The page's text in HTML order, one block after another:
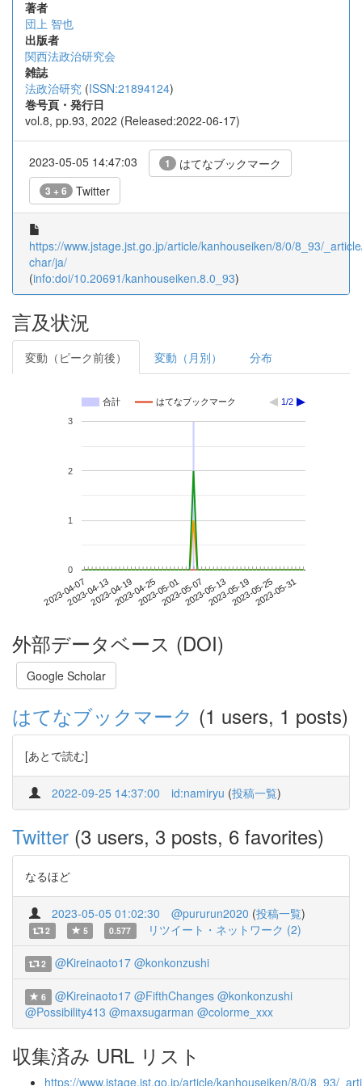
著者
団上 智也
出版者
関西法政治研究会
雑誌
法政治研究 (ISSN:21894124)
巻号頁・発行日
vol.8, pp.93, 2022 (Released:2022-06-17)
2023-05-05 14:47:03 1 はてなブックマーク
3 + 6 Twitter
https://www.jstage.jst.go.jp/article/kanhouseiken/8/0/8_93/
char/ja/
(info:doi/10.20691/kanhouseiken.8.0_93)
言及状況
変動（ピーク前後） 変動（月別） 分布
合計 はてなブックマーク 1/2
2023-04-072023-04-132023-04-192023-04-252023-05-012023-05-072023-05-132023-05-192023-05-252023-05-31
0
1
2
3
外部データベース (DOI)
Google Scholar
はてなブックマーク (1 users, 1 posts)
[あとで読む]
2022-09-25 14:37:00 id:namiryu (投稿一覧)
Twitter (3 users, 3 posts, 6 favorites)
なるほど
2023-05-05 01:02:30 @pururun2020 (投稿一覧)
2 5 0.577 リツイート・ネットワーク (2)
2 @Kireinaoto17 @konkonzushi
6 @Kireinaoto17 @FifthChanges @konkonzushi
@Possibility413 @maxsugarman @colorme_xxx
収集済み URL リスト
https://www.jstage.jst.go.jp/article/kanhouseiken/8/0/8_93/